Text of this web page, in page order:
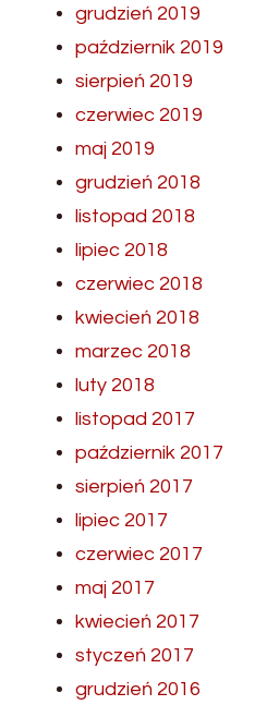
grudzień 2019
październik 2019
sierpień 2019
czerwiec 2019
maj 2019
grudzień 2018
listopad 2018
lipiec 2018
czerwiec 2018
kwiecień 2018
marzec 2018
luty 2018
listopad 2017
październik 2017
sierpień 2017
lipiec 2017
czerwiec 2017
maj 2017
kwiecień 2017
styczeń 2017
grudzień 2016